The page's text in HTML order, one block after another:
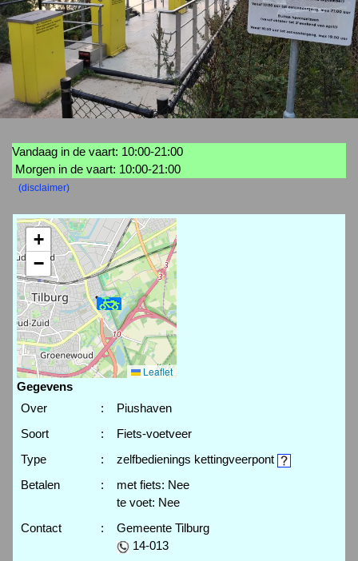
Vandaag in de vaart: 10:00-21:00
Morgen in de vaart: 10:00-21:00
(disclaimer)
+
−
Leaflet
Gegevens
Over
:
Piushaven
Soort
:
Fiets-voetveer
Type
:
zelfbedienings kettingveerpont
Betalen
:
met fiets: Nee
te voet: Nee
Contact
:
Gemeente Tilburg
14-013